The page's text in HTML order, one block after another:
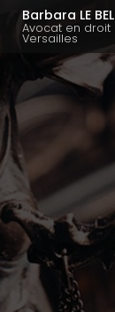
Aller
contenu
principal
Barbara LE BEL
Avocat en droit des affaires à
Versailles